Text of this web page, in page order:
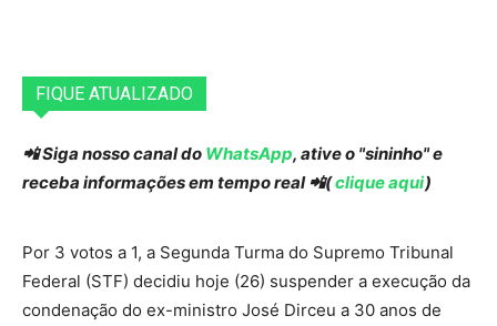
FIQUE ATUALIZADO
📲 Siga nosso canal do WhatsApp, ative o "sininho" e
receba informações em tempo real 📲(clique aqui)
Por 3 votos a 1, a Segunda Turma do Supremo Tribunal
Federal (STF) decidiu hoje (26) suspender a execução da
condenação do ex-ministro José Dirceu a 30 anos de